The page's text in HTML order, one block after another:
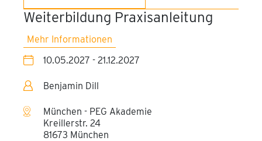
Weiterbildung Praxisanleitung
Mehr Informationen
10.05.2027 - 21.12.2027
Benjamin Dill
München - PEG Akademie
Kreillerstr. 24
81673 München